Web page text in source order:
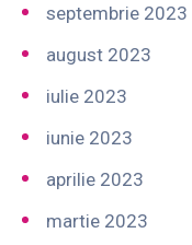
septembrie 2023
august 2023
iulie 2023
iunie 2023
aprilie 2023
martie 2023